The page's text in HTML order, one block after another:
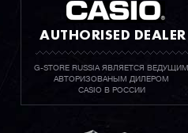
AUTHORISED DEALER
G-STORE RUSSIA ЯВЛЯЕТСЯ ВЕДУЩИМ
АВТОРИЗОВАНЫМ ДИЛЕРОМ
CASIO В РОССИИ